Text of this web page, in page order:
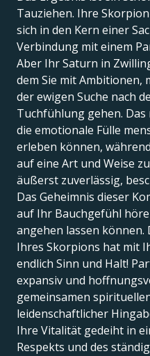
Tauziehen. Ihre
sich in den Kern einer
Verbindung mit einem
Aber Ihr Saturn in
dem Sie mit Ambitionen,
der ewigen Suche nach
Tuchfühlung gehen. Das
die emotionale Fülle
erleben können,
auf eine Art und Weise
äußerst zuverlässig,
Das Geheimnis dieser
auf Ihr Bauchgefühl
angehen lassen können.
Ihres Skorpions hat mit
endlich Sinn und Halt!
expansiv und
gemeinsamen spirituellen
leidenschaftlicher
Ihre Vitalität gedeiht in
Respekts und des